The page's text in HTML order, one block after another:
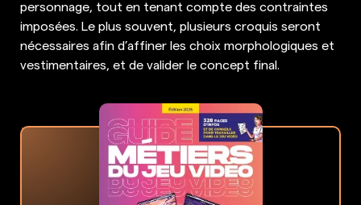
personnage, tout en tenant compte des contraintes
imposées. Le plus souvent, plusieurs croquis seront
nécessaires afin d’affiner les choix morphologiques et
vestimentaires, et de valider le concept final.